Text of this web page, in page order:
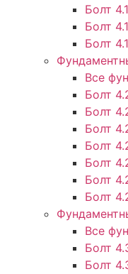
Болт
Болт
Болт
Все
Болт
Болт
Болт
Болт
Болт
Болт
Болт
Все
Болт
Болт